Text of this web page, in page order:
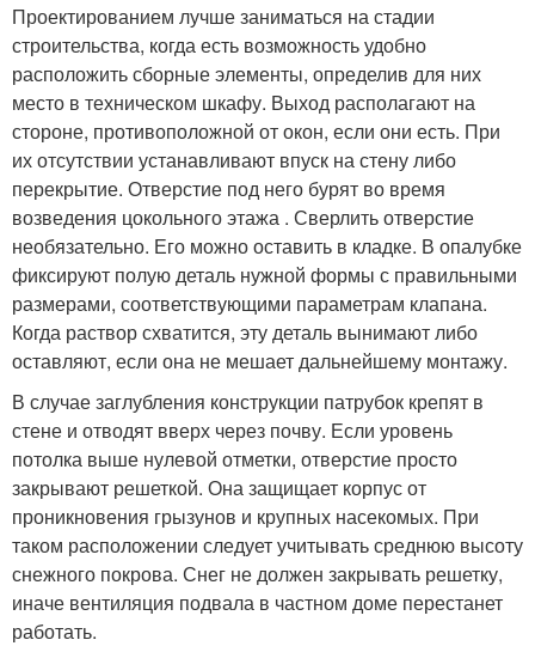
Проектированием лучше заниматься на стадии
строительства, когда есть возможность удобно
расположить сборные элементы, определив для них
место в техническом шкафу. Выход располагают на
стороне, противоположной от окон, если они есть. При
их отсутствии устанавливают впуск на стену либо
перекрытие. Отверстие под него бурят во время
возведения цокольного этажа . Сверлить отверстие
необязательно. Его можно оставить в кладке. В опалубке
фиксируют полую деталь нужной формы с правильными
размерами, соответствующими параметрам клапана.
Когда раствор схватится, эту деталь вынимают либо
оставляют, если она не мешает дальнейшему монтажу.
В случае заглубления конструкции патрубок крепят в
стене и отводят вверх через почву. Если уровень
потолка выше нулевой отметки, отверстие просто
закрывают решеткой. Она защищает корпус от
проникновения грызунов и крупных насекомых. При
таком расположении следует учитывать среднюю высоту
снежного покрова. Снег не должен закрывать решетку,
иначе вентиляция подвала в частном доме перестанет
работать.